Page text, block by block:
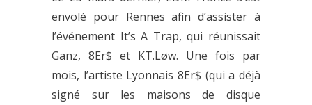
envolé pour Rennes afin d’assister à
l’événement It’s A Trap, qui réunissait
Ganz, 8Er$ et KT.Løw. Une fois par
mois, l’artiste Lyonnais 8Er$ (qui a déjà
signé sur les maisons de disque